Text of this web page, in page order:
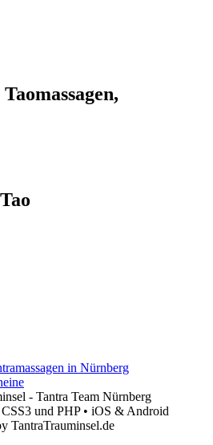
- Tantra Team Nürnberg
und PHP • iOS & Android
TantraTrauminsel.de